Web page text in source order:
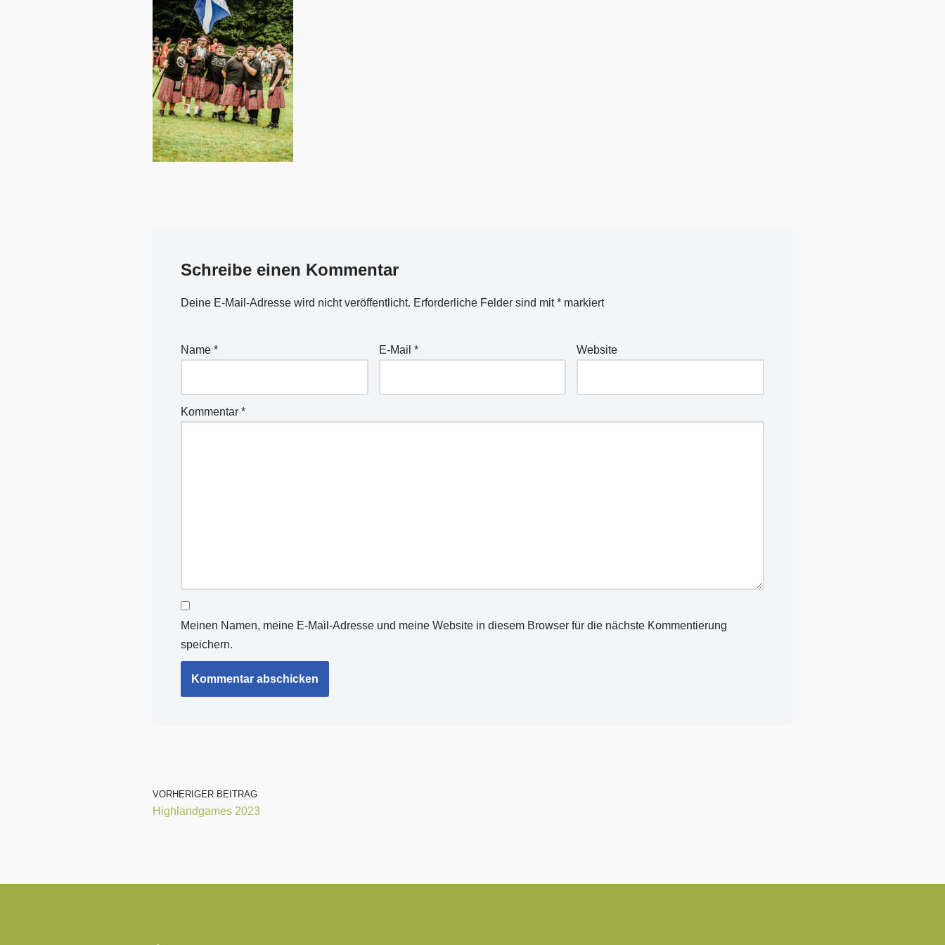
Schreibe einen Kommentar
Deine E-Mail-Adresse wird nicht veröffentlicht. Erforderliche Felder sind mit*markiert
Name * E-Mail * Website
Kommentar *
Meinen Namen, meine E-Mail-Adresse und meine Website in diesem Browser für die nächste Kommentierung
speichern.
A
r
a
ti
VORHERIGER BEITRAG
Highlandgames 2023